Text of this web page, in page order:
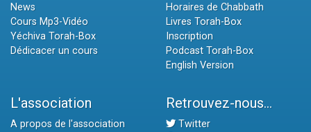
News
Cours Mp3-Vidéo
Yéchiva Torah-Box
Dédicacer un cours
Horaires de Chabbath
Livres Torah-Box
Inscription
Podcast Torah-Box
English Version
L'association
A propos de l'association
Retrouvez-nous...
Twitter